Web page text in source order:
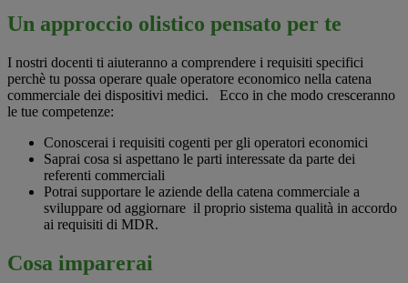
Un approccio olistico pensato per te
I nostri docenti ti aiuteranno a comprendere i requisiti specifici
perchè tu possa operare quale operatore economico nella catena
commerciale dei dispositivi medici. Ecco in che modo cresceranno
le tue competenze:
Conoscerai i requisiti cogenti per gli operatori economici
Saprai cosa si aspettano le parti interessate da parte dei
referenti commerciali
Potrai supportare le aziende della catena commerciale a
sviluppare od aggiornare il proprio sistema qualità in accordo
ai requisiti di MDR.
Cosa imparerai